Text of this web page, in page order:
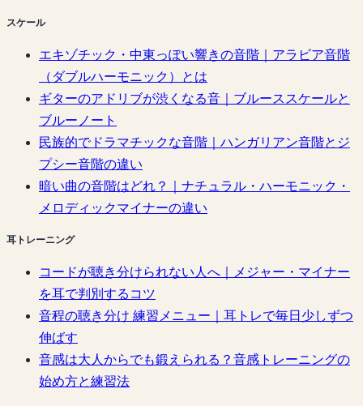
スケール
エキゾチック・中東っぽい響きの音階｜アラビア音階
（ダブルハーモニック）とは
ギターのアドリブが渋くなる音｜ブルーススケールと
ブルーノート
民族的でドラマチックな音階｜ハンガリアン音階とジ
プシー音階の違い
暗い曲の音階はどれ？｜ナチュラル・ハーモニック・
メロディックマイナーの違い
耳トレーニング
コードが聴き分けられない人へ｜メジャー・マイナー
を耳で判別するコツ
音程の聴き分け 練習メニュー｜耳トレで毎日少しずつ
伸ばす
音感は大人からでも鍛えられる？音感トレーニングの
始め方と練習法